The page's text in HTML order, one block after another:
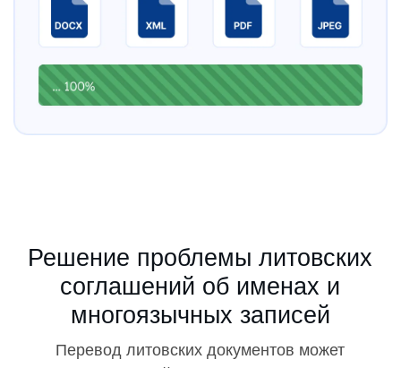
Решение проблемы литовских
соглашений об именах и
многоязычных записей
Перевод литовских документов может